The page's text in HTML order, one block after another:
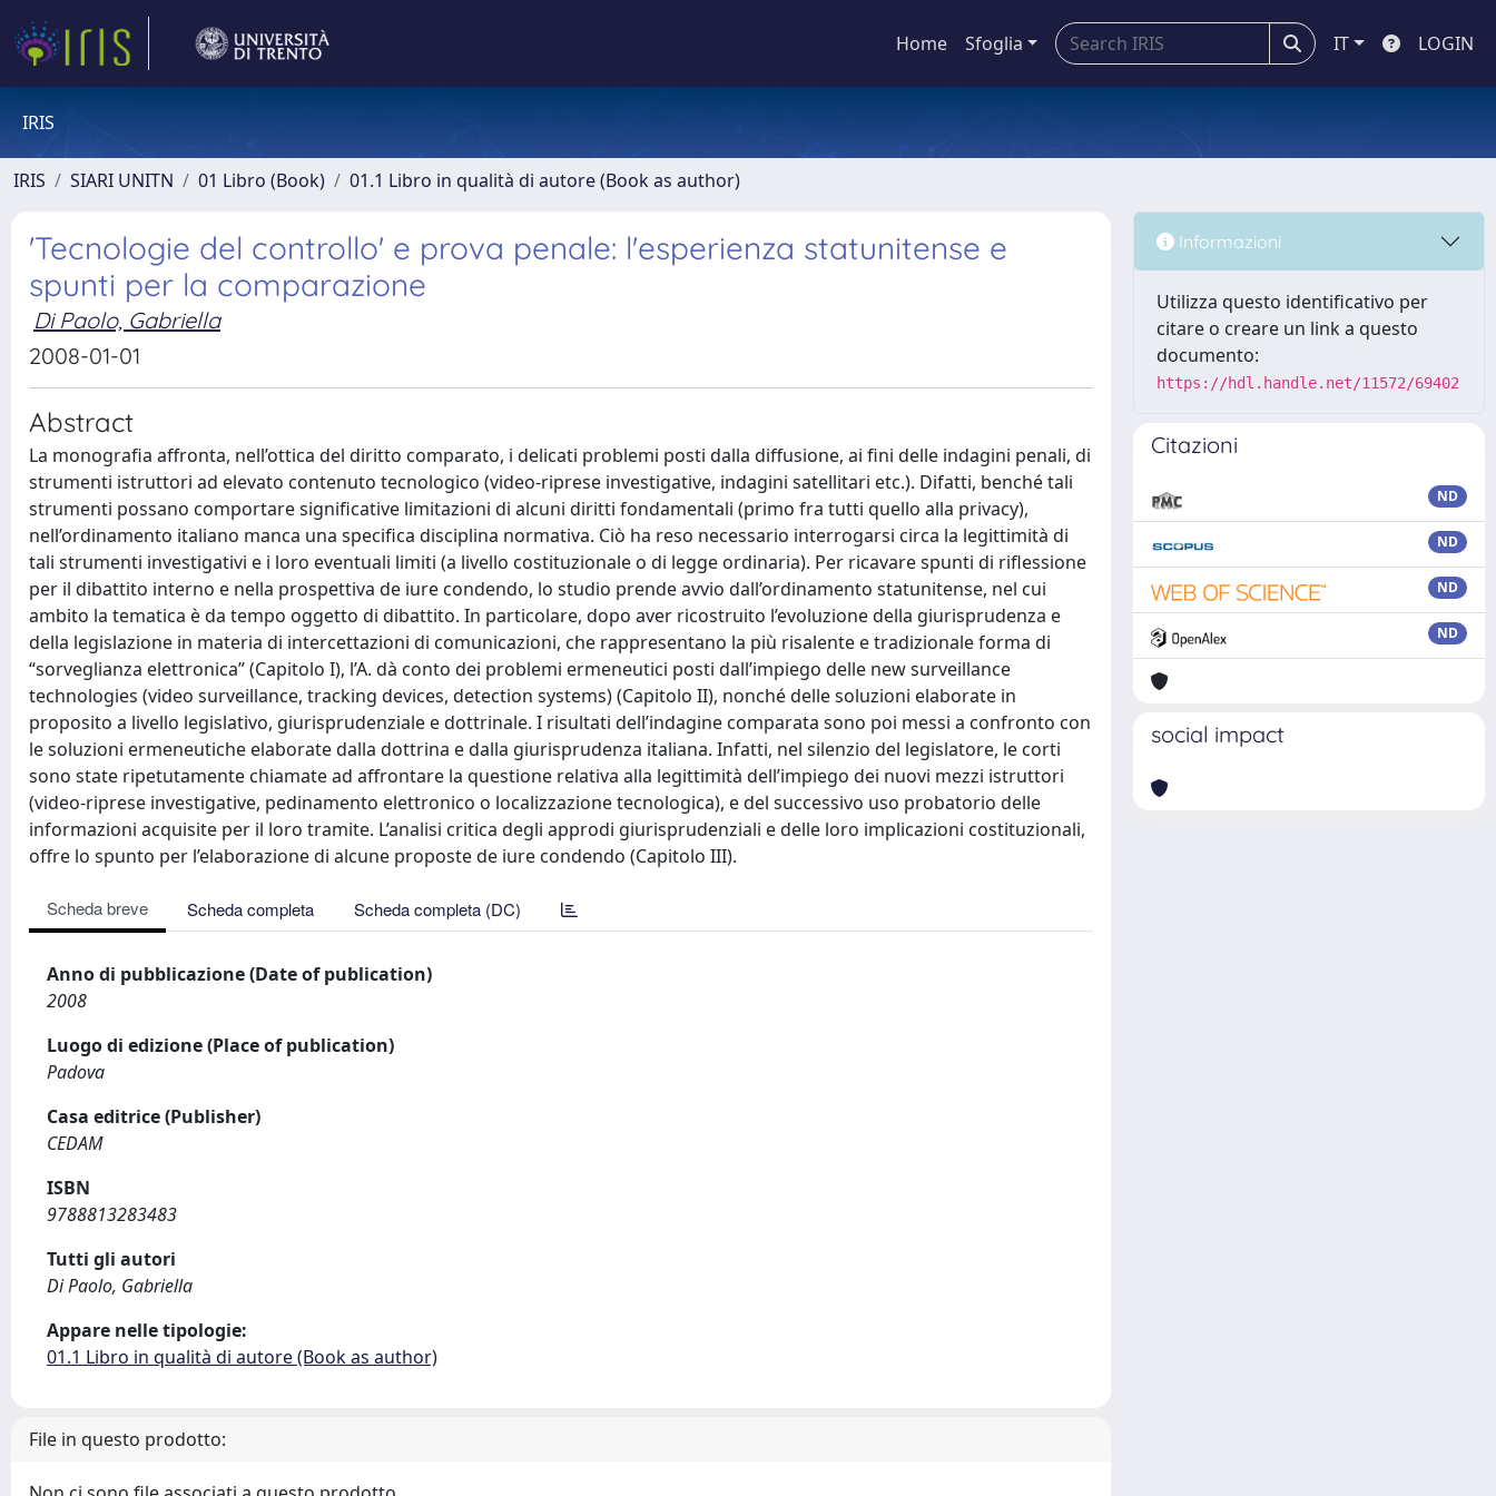
Home Sfoglia IT LOGIN
IRIS
IRIS SIARI UNITN 01 Libro (Book) 01.1 Libro in qualità di autore (Book as author)
'Tecnologie del controllo' e prova penale: l'esperienza statunitense e
spunti per la comparazione
Di Paolo, Gabriella
2008-01-01
Abstract
La monografia affronta, nell’ottica del diritto comparato, i delicati problemi posti dalla diffusione, ai fini delle indagini penali, di
strumenti istruttori ad elevato contenuto tecnologico (video-riprese investigative, indagini satellitari etc.). Difatti, benché tali
strumenti possano comportare significative limitazioni di alcuni diritti fondamentali (primo fra tutti quello alla privacy),
nell’ordinamento italiano manca una specifica disciplina normativa. Ciò ha reso necessario interrogarsi circa la legittimità di
tali strumenti investigativi e i loro eventuali limiti (a livello costituzionale o di legge ordinaria). Per ricavare spunti di riflessione
per il dibattito interno e nella prospettiva de iure condendo, lo studio prende avvio dall’ordinamento statunitense, nel cui
ambito la tematica è da tempo oggetto di dibattito. In particolare, dopo aver ricostruito l’evoluzione della giurisprudenza e
della legislazione in materia di intercettazioni di comunicazioni, che rappresentano la più risalente e tradizionale forma di
“sorveglianza elettronica” (Capitolo I), l’A. dà conto dei problemi ermeneutici posti dall’impiego delle new surveillance
technologies (video surveillance, tracking devices, detection systems) (Capitolo II), nonché delle soluzioni elaborate in
proposito a livello legislativo, giurisprudenziale e dottrinale. I risultati dell’indagine comparata sono poi messi a confronto con
le soluzioni ermeneutiche elaborate dalla dottrina e dalla giurisprudenza italiana. Infatti, nel silenzio del legislatore, le corti
sono state ripetutamente chiamate ad affrontare la questione relativa alla legittimità dell’impiego dei nuovi mezzi istruttori
(video-riprese investigative, pedinamento elettronico o localizzazione tecnologica), e del successivo uso probatorio delle
informazioni acquisite per il loro tramite. L’analisi critica degli approdi giurisprudenziali e delle loro implicazioni costituzionali,
offre lo spunto per l’elaborazione di alcune proposte de iure condendo (Capitolo III).
Scheda breve Scheda completa Scheda completa (DC)
Anno di pubblicazione (Date of publication)
2008
Luogo di edizione (Place of publication)
Padova
Casa editrice (Publisher)
CEDAM
ISBN
9788813283483
Tutti gli autori
Di Paolo, Gabriella
Appare nelle tipologie:
01.1 Libro in qualità di autore (Book as author)
File in questo prodotto:
Informazioni
Utilizza questo identificativo per
citare o creare un link a questo
documento:
https://hdl.handle.net/11572/69402
Citazioni
ND
ND
ND
ND
social impact